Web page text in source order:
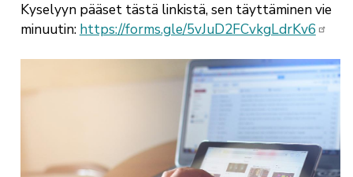
Kyselyyn pääset tästä linkistä, sen täyttäminen vie
minuutin: https://forms.gle/5vJuD2FCvkgLdrKv6